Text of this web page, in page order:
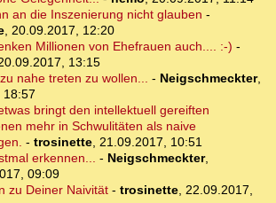
an die Inszenierung nicht glauben -
, 20.09.2017, 12:20
Millionen von Ehefrauen auch.... :-) -
13:15
nahe treten zu wollen... - Neigschmeckter,
18:57
bringt den intellektuell gereiften
mehr in Schwulitäten als naive
- trosinette, 21.09.2017, 10:51
erkennen... - Neigschmeckter,
09:09
zu Deiner Naivität- trosinette, 22.09.2017,